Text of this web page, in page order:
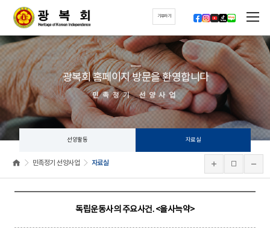
기부하기
광복회 홈페이지 방문을 환영합니다
민족정기 선양사업
선양활동 자료실
민족정기 선양사업 자료실
독립운동사의 주요사건. <을사늑약>